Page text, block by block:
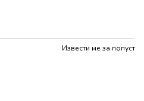
Извести ме за попуст